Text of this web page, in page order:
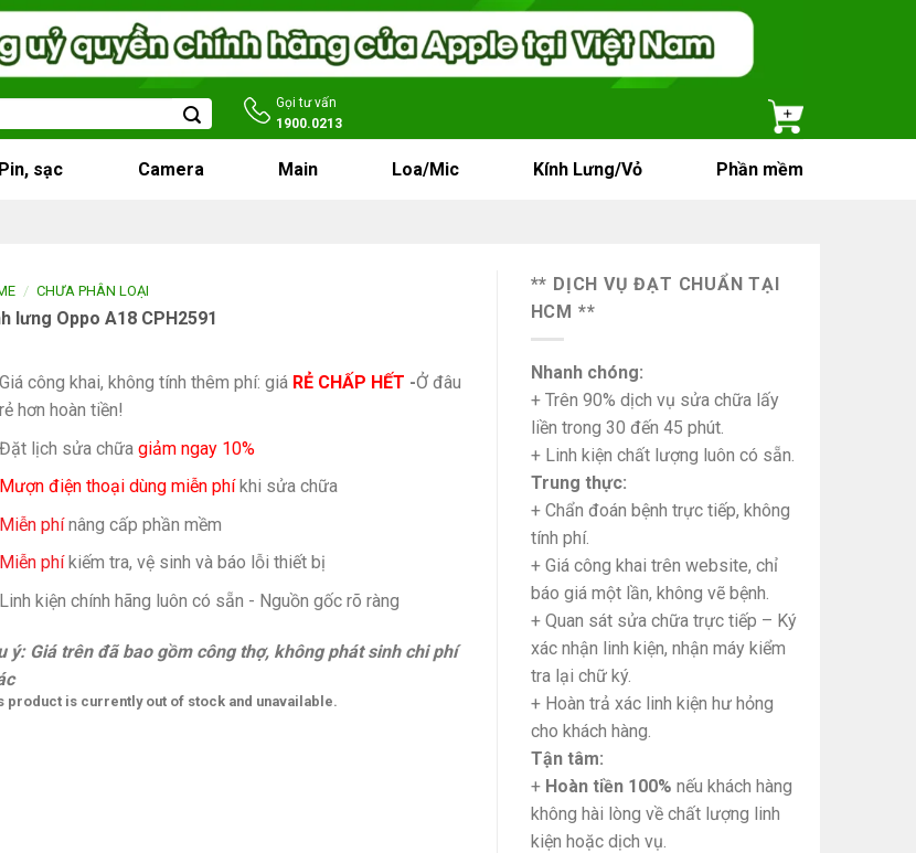
Gọi tư vấn
1900.0213
Pin, sạc Camera Main Loa/Mic Kính Lưng/Vỏ Phần mềm
/ CHƯA PHÂN LOẠI
lưng Oppo A18 CPH2591
Giá công khai, không tính thêm phí: giá RẺ CHẤP HẾT -Ở đâu
rẻ hơn hoàn tiền!
Đặt lịch sửa chữa giảm ngay 10%
Mượn điện thoại dùng miễn phíkhi sửa chữa
Miễn phínâng cấp phần mềm
Miễn phíkiếm tra, vệ sinh và báo lỗi thiết bị
Linh kiện chính hãng luôn có sẵn - Nguồn gốc rõ ràng
ý: Giá trên đã bao gồm công thợ, không phát sinh chi phí
product is currently out of stock and unavailable.
** DỊCH VỤ ĐẠT CHUẨN TẠI
HCM **
Nhanh chóng:
+ Trên 90% dịch vụ sửa chữa lấy
liền trong 30 đến 45 phút.
+ Linh kiện chất lượng luôn có sẵn.
Trung thực:
+ Chẩn đoán bệnh trực tiếp, không
tính phí.
+ Giá công khai trên website, chỉ
báo giá một lần, không vẽ bệnh.
+ Quan sát sửa chữa trực tiếp – Ký
xác nhận linh kiện, nhận máy kiểm
tra lại chữ ký.
+ Hoàn trả xác linh kiện hư hỏng
cho khách hàng.
Tận tâm:
+ Hoàn tiền 100% nếu khách hàng
không hài lòng về chất lượng linh
kiện hoặc dịch vụ.